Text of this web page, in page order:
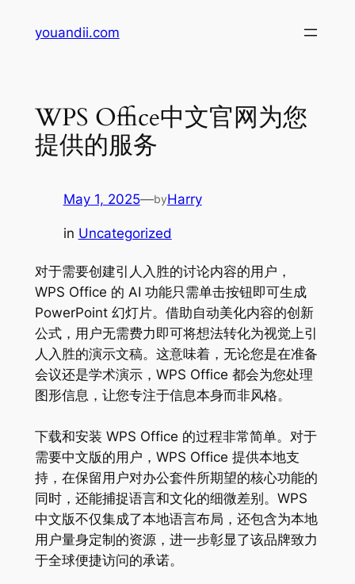
youandii.com
WPS Office中文官网为您
提供的服务
May 1, 2025—byHarry
in Uncategorized
对于需要创建引人入胜的讨论内容的用户，
WPS Office 的 AI 功能只需单击按钮即可生成
PowerPoint 幻灯片。借助自动美化内容的创新
公式，用户无需费力即可将想法转化为视觉上引
人入胜的演示文稿。这意味着，无论您是在准备
会议还是学术演示，WPS Office 都会为您处理
图形信息，让您专注于信息本身而非风格。
下载和安装 WPS Office 的过程非常简单。对于
需要中文版的用户，WPS Office 提供本地支
持，在保留用户对办公套件所期望的核心功能的
同时，还能捕捉语言和文化的细微差别。WPS
中文版不仅集成了本地语言布局，还包含为本地
用户量身定制的资源，进一步彰显了该品牌致力
于全球便捷访问的承诺。